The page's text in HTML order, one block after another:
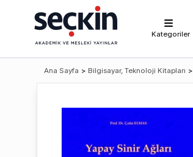
Kategoriler
Ana Sayfa > Bilgisayar, Teknoloji Kitapları >